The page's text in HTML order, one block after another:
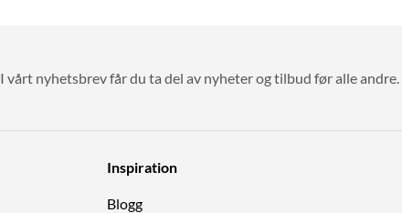
I vårt nyhetsbrev får du ta del av nyheter og tilbud før alle andre.
Inspiration
Blogg